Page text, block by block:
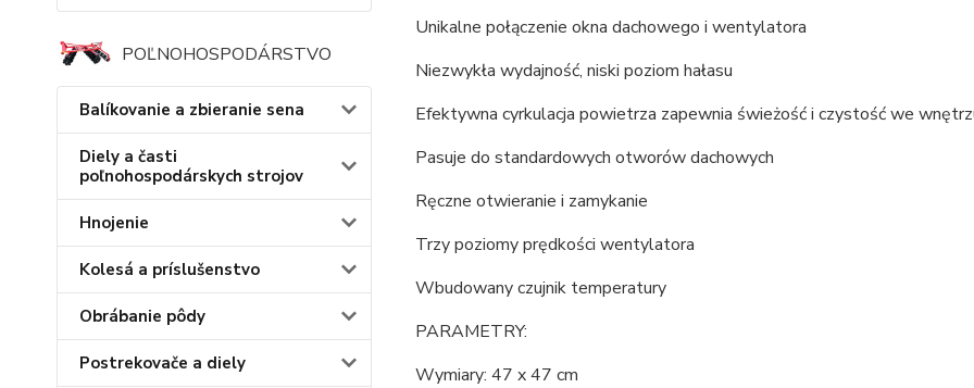
POĽNOHOSPODÁRSTVO
Balíkovanie a zbieranie sena
Diely a časti
poľnohospodárskych strojov
Hnojenie
Kolesá a príslušenstvo
Obrábanie pôdy
Postrekovače a diely
Unikalne połączenie okna dachowego i wentylatora
Niezwykła wydajność, niski poziom hałasu
Efektywna cyrkulacja powietrza zapewnia świeżość i czystość we
Pasuje do standardowych otworów dachowych
Ręczne otwieranie i zamykanie
Trzy poziomy prędkości wentylatora
Wbudowany czujnik temperatury
PARAMETRY:
Wymiary: 47 x 47 cm